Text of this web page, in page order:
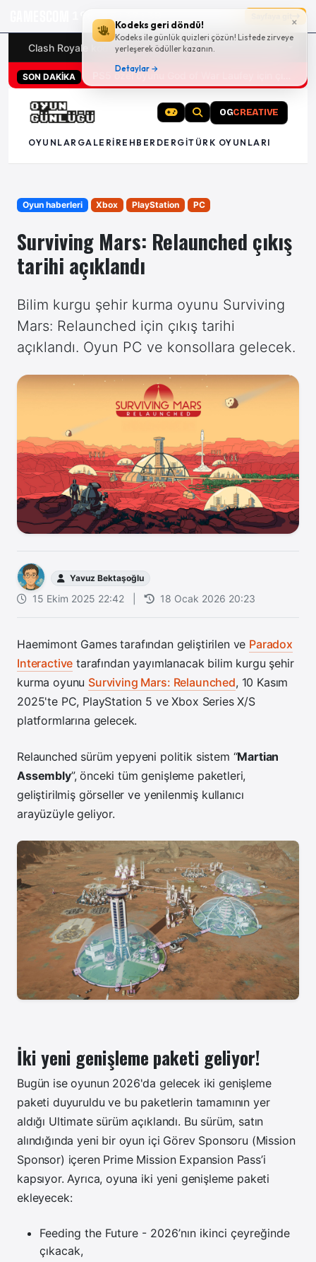
×
Kodeks geri döndü!
Kodeks ile günlük quizleri çözün! Listede zirveye
yerleşerek ödüller kazanın.
Detaylar →
19g 18:37:29
Clash Royale kodları Türk oyunları (PC ve konsollar) -
SON DAKİKA
OGCREATIVE
OYUNLAR GALERI REHBER DERGITÜRK OYUNLARI
Oyun haberleri Xbox PlayStation PC
Surviving Mars: Relaunched çıkış
tarihi açıklandı
Bilim kurgu şehir kurma oyunu Surviving
Mars: Relaunched için çıkış tarihi
açıklandı. Oyun PC ve konsollara gelecek.
Yavuz Bektaşoğlu
15 Ekim 2025 22:42 18 Ocak 2026 20:23
Haemimont Games tarafından geliştirilen ve Paradox
Interactive tarafından yayımlanacak bilim kurgu şehir
kurma oyunu Surviving Mars: Relaunched, 10 Kasım
2025'te PC, PlayStation 5 ve Xbox Series X/S
platformlarına gelecek.
Relaunched sürüm yepyeni politik sistem “Martian
Assembly”, önceki tüm genişleme paketleri,
geliştirilmiş görseller ve yenilenmiş kullanıcı
arayüzüyle geliyor.
İki yeni genişleme paketi geliyor!
Bugün ise oyunun 2026'da gelecek iki genişleme
paketi duyuruldu ve bu paketlerin tamamının yer
aldığı Ultimate sürüm açıklandı. Bu sürüm, satın
alındığında yeni bir oyun içi Görev Sponsoru (Mission
Sponsor) içeren Prime Mission Expansion Pass’i
kapsıyor. Ayrıca, oyuna iki yeni genişleme paketi
ekleyecek:
Feeding the Future - 2026’nın ikinci çeyreğinde
çıkacak,